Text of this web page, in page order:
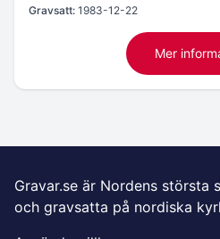
Gravsatt: 1983-12-22
Mer
Gravar.se är Nordens
och gravsatta på nordiska